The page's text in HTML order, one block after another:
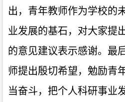
出，青年教师作为学校的
业发展的基石，对大家提
的意见建议表示感谢。最
师提出殷切希望，勉励青
当奋斗，把个人科研事业